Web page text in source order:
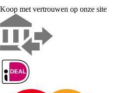
Koop met vertrouwen op onze site